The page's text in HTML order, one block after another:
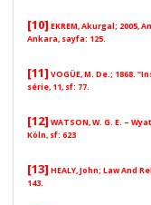
[10] EKREM, Akurgal; 2005,
Ankara, sayfa: 125.
[11] VOGÜE, M. De.; 1868.
série, 11, sf: 77.
[12] WATSON, W. G. E. –
Köln, sf: 623
[13] HEALY, John; Law And
143.